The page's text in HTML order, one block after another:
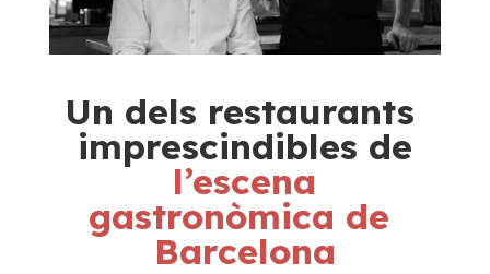
Un dels restaurants
imprescindibles de
gastronòmica de
Barcelona